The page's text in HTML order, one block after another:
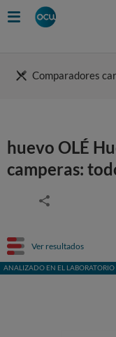
Comparadores
huevo OLÉ
camperas:
Ver resultados
ANALIZADO EN EL LABORATORIO